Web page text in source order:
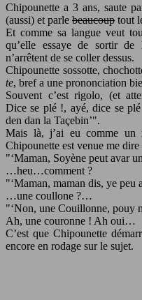
Chipounette a 3 ans, saute
(aussi) et parle beaucoup tout
Et comme sa langue veut
qu’elle essaye de sortir
n’arrêtent de se coller dessus.
Chipounette sossotte,
te, bref a une prononciation
Souvent c’est rigolo, (et
Dice se plé !, ayé, dice se plé
den dan la Taçebin’ .
Mais là, j’ai eu comme un
Chipounette est venue me dire
‘Maman, Soyène peut avar
…heu…comment ?
‘Maman, maman dis, ye peu
…une coullone ?…
‘Non, une Couillonne, pouy
Ah, une couronne ! Ah oui…
C’est que Chipounette
encore en rodage sur le sujet.